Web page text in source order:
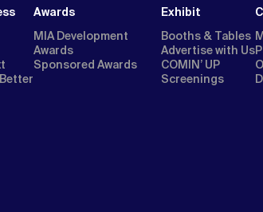
Awards
MIA Development
Awards
Sponsored Awards
Exhibit
Booths & Tables
Advertise with Us
COMIN’ UP
Screenings